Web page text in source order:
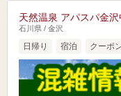
天然温泉 アパスパ金
石川県 / 金沢
日帰り 宿泊 クーポ